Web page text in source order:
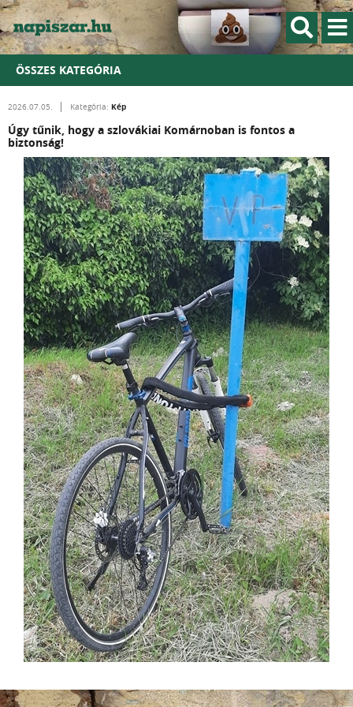
ÖSSZES KATEGÓRIA
2026.07.05. Kategória: Kép
Úgy tűnik, hogy a szlovákiai Komárnoban is fontos a
biztonság!